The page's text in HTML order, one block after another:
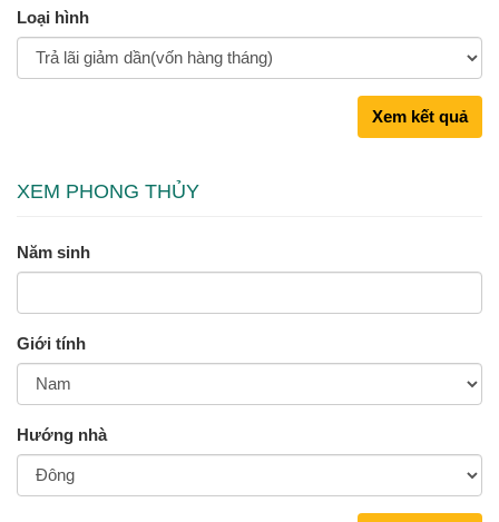
Loại hình
Xem kết quả
XEM PHONG THỦY
Năm sinh
Giới tính
Hướng nhà